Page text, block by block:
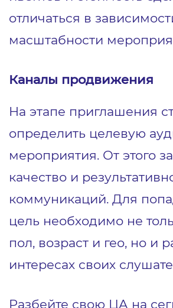
отличаться в
масштабности
Каналы продвижения
На этапе приглашения
определить целевую
мероприятия. От этого
качество и
коммуникаций. Для
цель необходимо не
пол, возраст и гео, но и
интересах своих
Разбейте свою ЦА на